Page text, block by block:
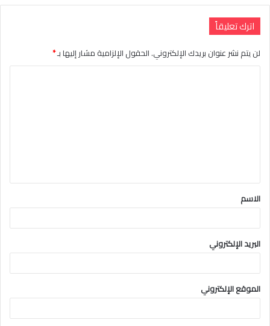
اترك تعليقاً
لن يتم نشر عنوان بريدك الإلكتروني.الحقول الإلزامية مشار إليها بـ*
ق
*
الاسم
البريد الإلكتروني
الموقع الإلكتروني